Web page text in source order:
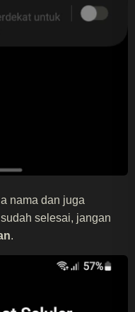
nama dan juga
selesai, jangan
.